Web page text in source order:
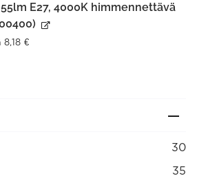
E27, 4000K himmennettävä
8,18 €
30
35